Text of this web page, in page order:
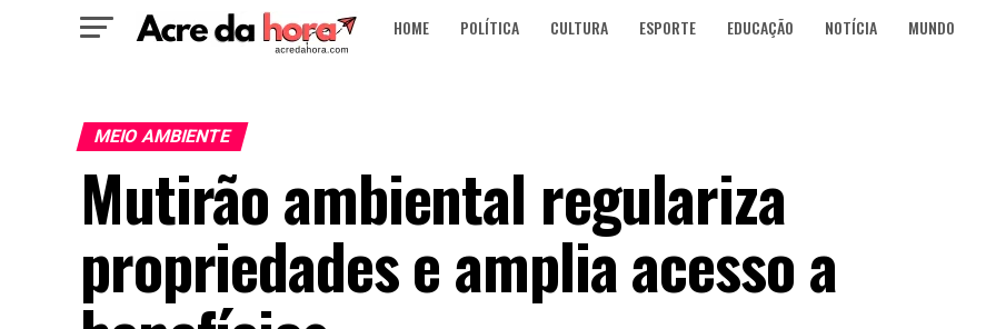
HOME POLÍTICA CULTURA ESPORTE EDUCAÇÃO NOTÍCIA MUNDO
MEIO AMBIENTE
Mutirão ambiental regulariza
propriedades e amplia acesso a